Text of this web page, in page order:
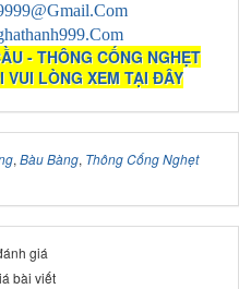
- THÔNG CỐNG NGHẸT
VUI LÒNG XEM TẠI ĐÂY
, Bàu Bàng, Thông Cống Nghẹt
giá
bài viết